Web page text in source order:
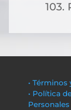
103.
•
• Política
Personales